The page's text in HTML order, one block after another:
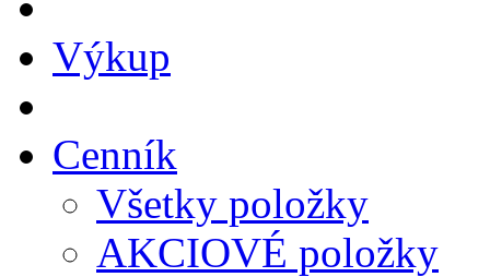
Výkup
Cenník
Všetky položky
AKCIOVÉ položky